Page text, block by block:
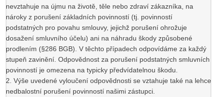
nevztahuje na újmu na životě, těle nebo zdraví zákazníka, na
nároky z porušení základních povinností (tj. povinností
podstatných pro povahu smlouvy, jejichž porušení ohrožuje
dosažení smluvního účelu) ani na náhradu škody způsobené
prodlením (§286 BGB). V těchto případech odpovídáme za každý
stupeň zavinění. Odpovědnost za porušení podstatných smluvních
povinností je omezena na typicky předvídatelnou škodu.
2. Výše uvedené vyloučení odpovědnosti se vztahuje také na lehce
nedbalostní porušení povinností našimi zástupci.